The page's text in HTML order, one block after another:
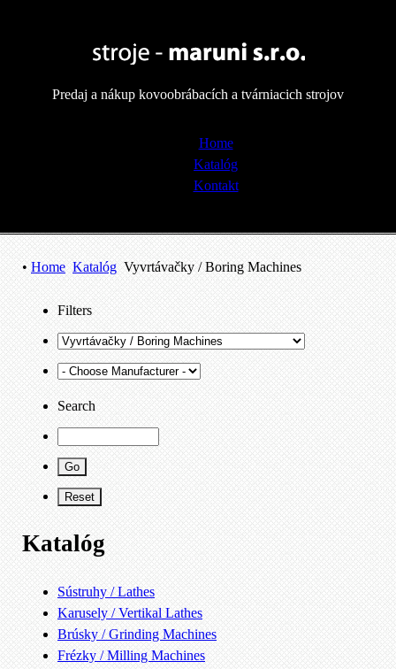
Predaj a nákup kovoobrábacích a tvárniacich strojov
Home
Katalóg
Kontakt
• Home Katalóg Vyvrtávačky / Boring Machines
Filters
Search
Katalóg
Sústruhy / Lathes
Karusely / Vertikal Lathes
Brúsky / Grinding Machines
Frézky / Milling Machines